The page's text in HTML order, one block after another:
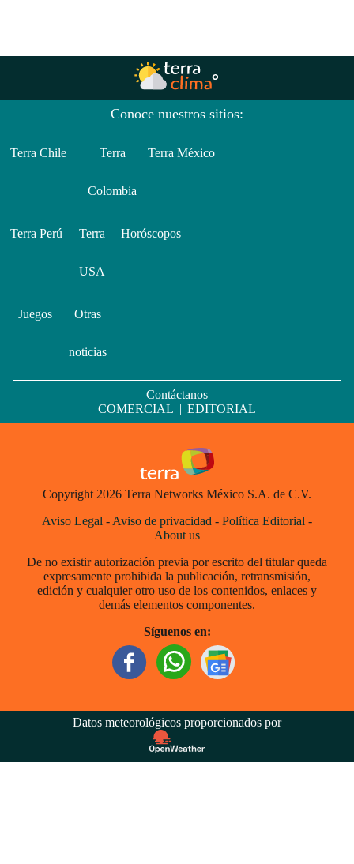
Conoce nuestros sitios:
Terra Chile Terra
Colombia
Terra México
Terra Perú Terra
USA
Horóscopos
Juegos Otras
noticias
Contáctanos
COMERCIAL
EDITORIAL
Copyright 2026 Terra Networks México S.A. de C.V.
Aviso Legal - Aviso de privacidad - Política Editorial -
About us
De no existir autorización previa por escrito del titular queda
expresamente prohibida la publicación, retransmisión,
edición y cualquier otro uso de los contenidos, enlaces y
demás elementos componentes.
Síguenos en:
Datos meteorológicos proporcionados por